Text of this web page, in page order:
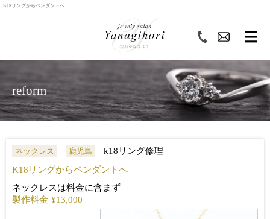
K18リングからペンダントへ
reform
ネックレス 鹿児島
k18リング修理
K18リングからペンダントへ
ネックレスは料金に含まず
製作料金 ¥13,000